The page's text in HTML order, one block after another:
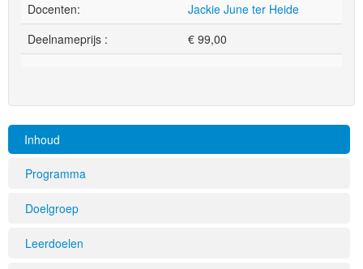
Over
Docenten:
Jackie June ter Heide
Deelnameprijs :
€ 99,00
Inhoud
Programma
Doelgroep
Leerdoelen